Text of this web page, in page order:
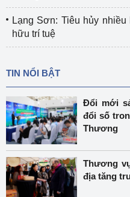
Lạng Sơn: Tiêu hủy
hữu trí tuệ
TIN NỔI BẬT
Đổi mới
đổi số
Thương
Thương
địa tăng